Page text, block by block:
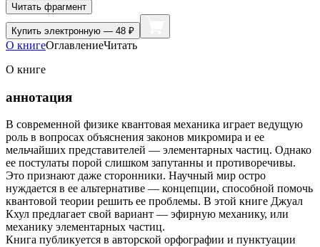
Читать фрагмент
Купить электронную — 48 ₽
О книгеОглавлениеЧитать
О книге
аннотация
В современной физике квантовая механика играет ведущую
роль в вопросах объяснения законов микромира и ее
мельчайших представителей — элементарных частиц. Однако
ее постулаты порой слишком запутанны и противоречивы.
Это признают даже сторонники. Научный мир остро
нуждается в ее альтернативе — концепции, способной помочь
квантовой теории решить ее проблемы. В этой книге Джуал
Кхул предлагает свой вариант — эфирную механику, или
механику элементарных частиц.
Книга публикуется в авторской орфографии и пунктуации